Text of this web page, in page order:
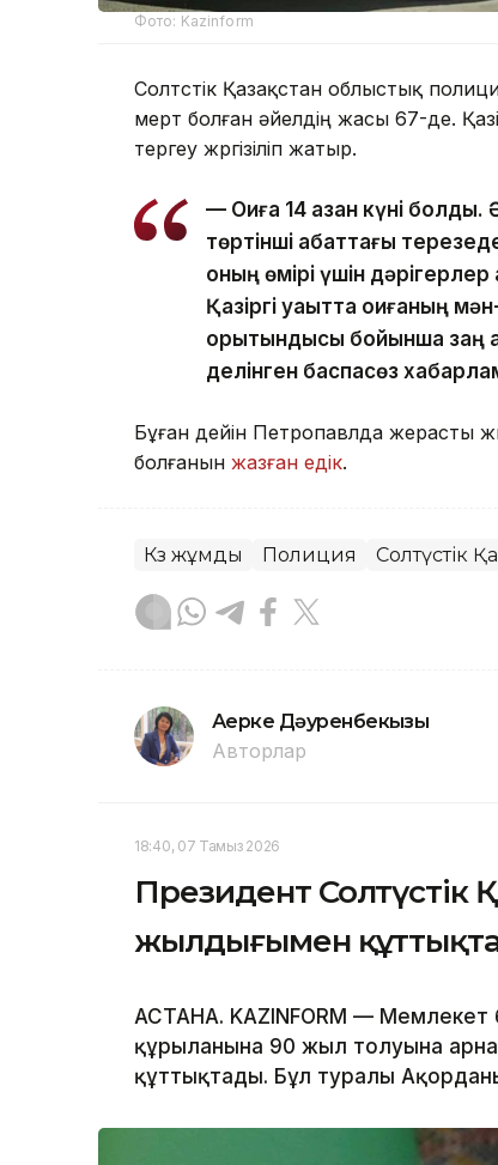
Фото: Kazinform
Солтүстік Қазақстан облыстық
мерт болған әйелдің жасы 67-де.
тергеу жүргізіліп жатыр.
— Оқиға 14 қазан күні
төртінші қабаттағы
оның өмірі үшін
Қазіргі уақытта оқиғаның
қорытындысы бойынша заң
делінген баспасөз
Бұған дейін Петропавлда жерасты
болғанын жазған едік.
Көз жұмды Полиция Солтүстік
Ақерке Дәуренбекқызы
Авторлар
18:40, 07 Тамыз 2026
Президент Солтүстік
жылдығымен
АСТАНА. KAZINFORM —
құрылғанына 90 жыл толуына
құттықтады. Бұл туралы